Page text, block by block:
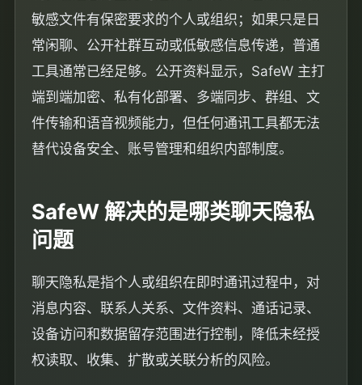
敏感文件有保密要求的个人或组织；如果只是日
常闲聊、公开社群互动或低敏感信息传递，普通
工具通常已经足够。公开资料显示，SafeW 主打
端到端加密、私有化部署、多端同步、群组、文
件传输和语音视频能力，但任何通讯工具都无法
替代设备安全、账号管理和组织内部制度。
SafeW 解决的是哪类聊天隐私
问题
聊天隐私是指个人或组织在即时通讯过程中，对
消息内容、联系人关系、文件资料、通话记录、
设备访问和数据留存范围进行控制，降低未经授
权读取、收集、扩散或关联分析的风险。